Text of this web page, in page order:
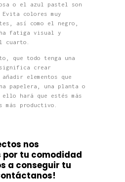
o el azul pastel son
Evita colores muy
así como el negro,
fatiga visual y
cuarto.
que todo tenga una
crear
añadir elementos que
papelera, una planta o
hará que estés más
más productivo.
nos
por tu comodidad
a conseguir tu